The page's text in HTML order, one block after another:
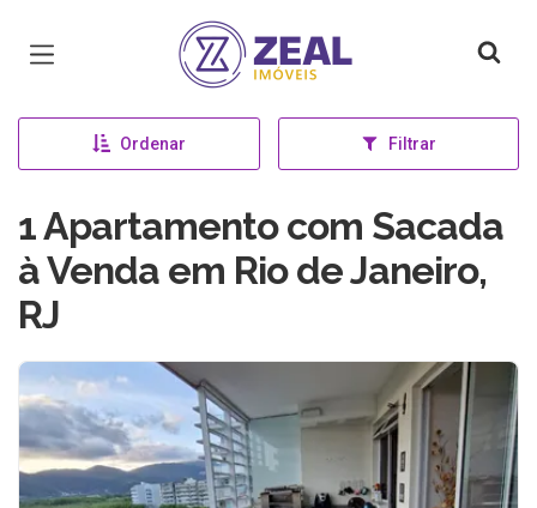
Página inicial
Ordenar Filtrar
1 Apartamento com Sacada
à Venda em Rio de Janeiro,
RJ